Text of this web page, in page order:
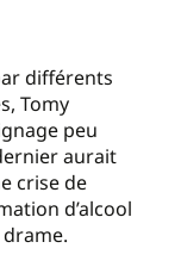
différents
Tomy
peu
aurait
crise de
d’alcool